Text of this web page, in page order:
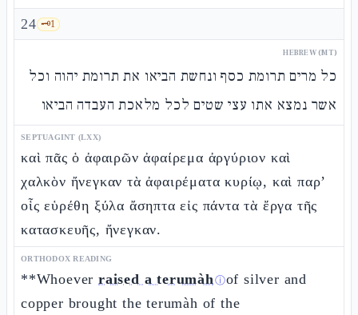
24 🗝️1
HEBREW (MT)
כל מרים תרומת כסף ונחשת הביאו את תרומת יהוה וכל
אשר נמצא אתו עצי שטים לכל מלאכת העבדה הביאו
SEPTUAGINT (LXX)
καὶ πᾶς ὁ ἀφαιρῶν ἀφαίρεμα ἀργύριον καὶ
χαλκὸν ἤνεγκαν τὰ ἀφαιρέματα κυρίῳ, καὶ παρ’
οἷς εὑρέθη ξύλα ἄσηπτα εἰς πάντα τὰ ἔργα τῆς
κατασκευῆς, ἤνεγκαν.
ORTHODOX READING
**Whoever raised a terumàhⓘof silver and
copper brought the terumàh of the